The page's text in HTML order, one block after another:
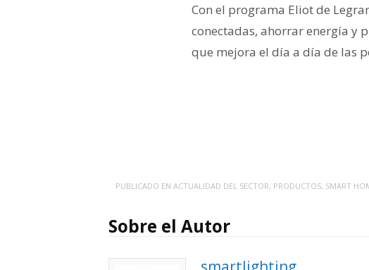
Con el programa Eliot de
conectadas, ahorrar energía y
que mejora el día a día de las
PUBLICADO EN ACTUALIDAD DEL SECTOR, PRODUCTOS, SMART
Sobre el Autor